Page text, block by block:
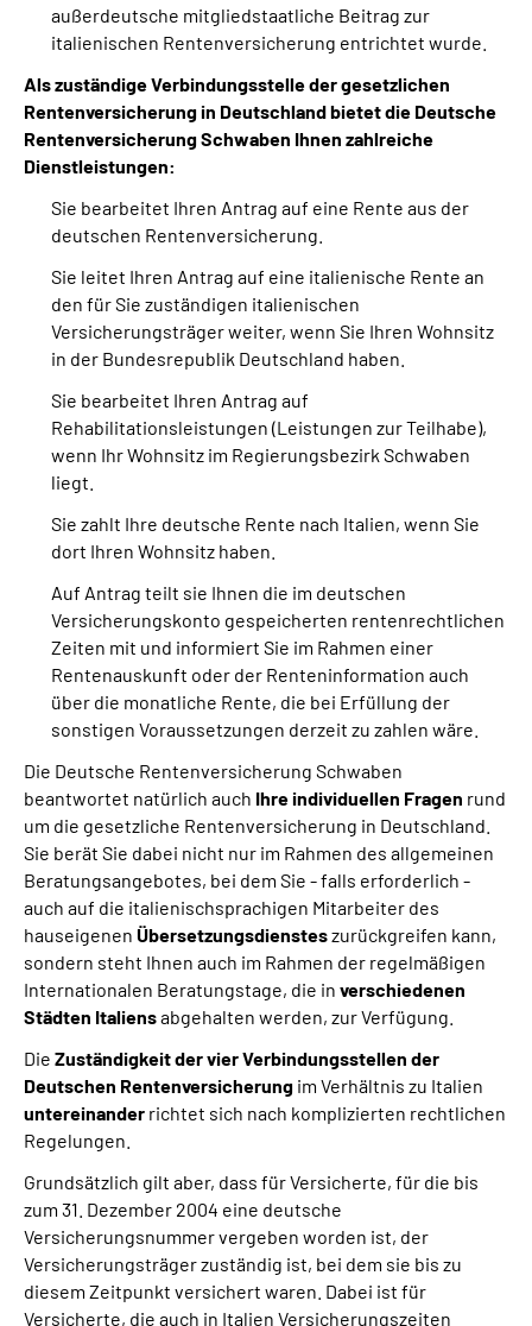
außerdeutsche mitgliedstaatliche Beitrag zur
italienischen Rentenversicherung entrichtet wurde.
Als zuständige Verbindungsstelle der gesetzlichen
Rentenversicherung in Deutschland bietet die Deutsche
Rentenversicherung Schwaben Ihnen zahlreiche
Dienstleistungen:
Sie bearbeitet Ihren Antrag auf eine Rente aus der
deutschen Rentenversicherung.
Sie leitet Ihren Antrag auf eine italienische Rente an
den für Sie zuständigen italienischen
Versicherungsträger weiter, wenn Sie Ihren Wohnsitz
in der Bundesrepublik Deutschland haben.
Sie bearbeitet Ihren Antrag auf
Rehabilitationsleistungen (Leistungen zur Teilhabe),
wenn Ihr Wohnsitz im Regierungsbezirk Schwaben
liegt.
Sie zahlt Ihre deutsche Rente nach Italien, wenn Sie
dort Ihren Wohnsitz haben.
Auf Antrag teilt sie Ihnen die im deutschen
Versicherungskonto gespeicherten rentenrechtlichen
Zeiten mit und informiert Sie im Rahmen einer
Rentenauskunft oder der Renteninformation auch
über die monatliche Rente, die bei Erfüllung der
sonstigen Voraussetzungen derzeit zu zahlen wäre.
Die Deutsche Rentenversicherung Schwaben
beantwortet natürlich auch Ihre individuellen Fragen rund
um die gesetzliche Rentenversicherung in Deutschland.
Sie berät Sie dabei nicht nur im Rahmen des allgemeinen
Beratungsangebotes, bei dem Sie - falls erforderlich -
auch auf die italienischsprachigen Mitarbeiter des
hauseigenen Übersetzungsdiensteszurückgreifen kann,
sondern steht Ihnen auch im Rahmen der regelmäßigen
Internationalen Beratungstage, die in verschiedenen
Städten Italiensabgehalten werden, zur Verfügung.
Die Zuständigkeit der vier Verbindungsstellen der
Deutschen Rentenversicherung im Verhältnis zu Italien
untereinander richtet sich nach komplizierten rechtlichen
Regelungen.
Grundsätzlich gilt aber, dass für Versicherte, für die bis
zum 31. Dezember 2004 eine deutsche
Versicherungsnummer vergeben worden ist, der
Versicherungsträger zuständig ist, bei dem sie bis zu
diesem Zeitpunkt versichert waren. Dabei ist für
Versicherte, die auch in Italien Versicherungszeiten